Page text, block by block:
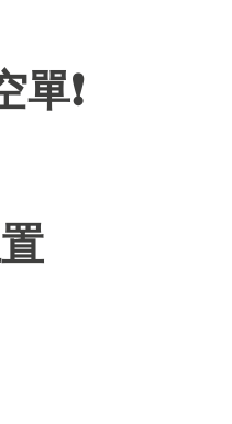
單❗️